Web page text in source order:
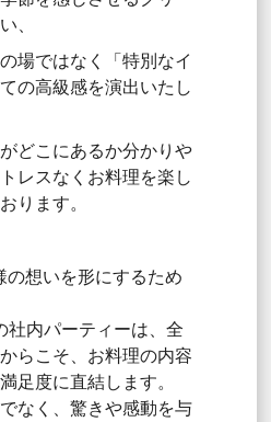
、
場ではなく「特別なイ
の高級感を演出いたし
どこにあるか分かりや
レスなくお料理を楽し
ります。
の想いを形にするため
内パーティーは、全
らこそ、お料理の内容
足度に直結します。
なく、驚きや感動を与